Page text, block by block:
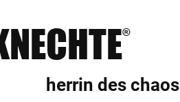
®
herrin des chaos